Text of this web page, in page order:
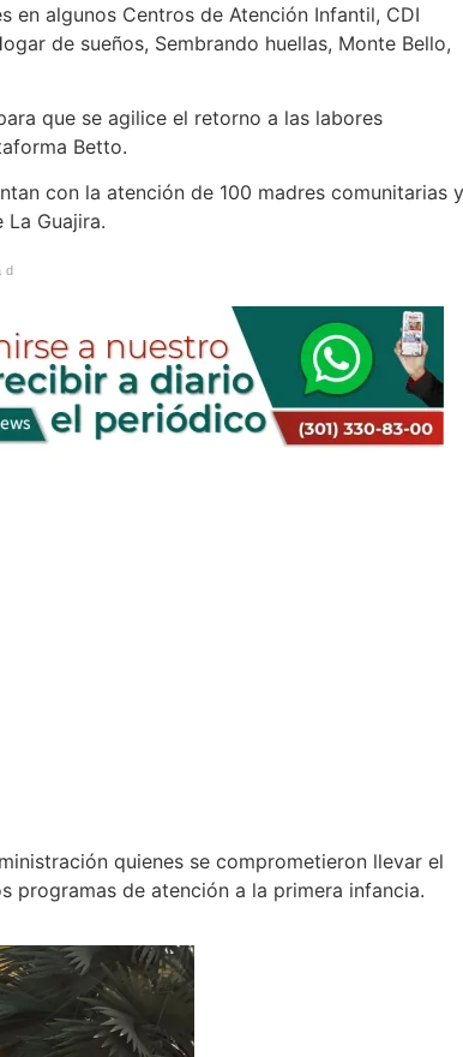
en algunos Centros de Atención Infantil, CDI
de sueños, Sembrando huellas, Monte Bello,
que se agilice el retorno a las labores
Betto.
con la atención de 100 madres comunitarias y
Guajira.
quienes se comprometieron llevar el
programas de atención a la primera infancia.